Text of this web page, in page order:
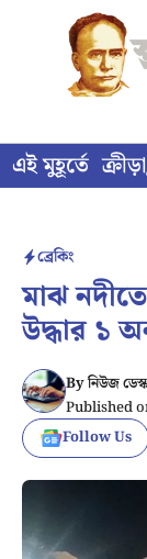
content
এই মুহূর্তে
ব্রেকিং
মাঝ
উদ্ধার ১
Byনিউজ ডেস্ক
Published
Follow Us